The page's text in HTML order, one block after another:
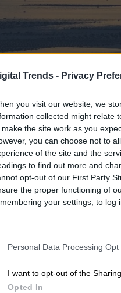
Trends - Privacy
you visit our website, we
collected might relate
make the site work as you
you can choose not to
of the site and the
to find out more and
opt-out of our First Party
the proper functioning of
your settings, to log
Personal Data Processing Opt
I want to opt-out of the
Opted In
efectos visuales, así, la
da una atmósfera
la quema de leños.